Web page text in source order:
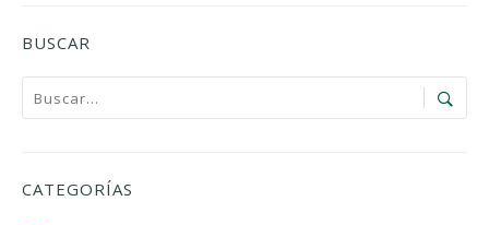
BUSCAR
CATEGORÍAS